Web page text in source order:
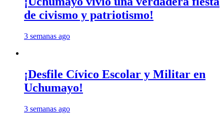
de civismo y patriotismo!
3 semanas ago
¡Desfile Cívico Escolar y Militar en
Uchumayo!
3 semanas ago